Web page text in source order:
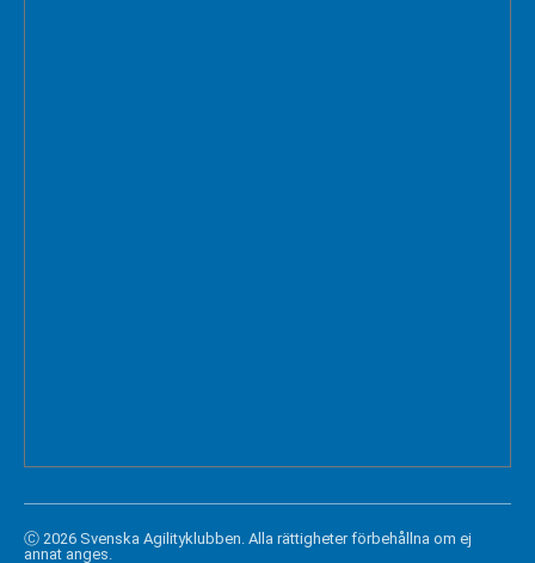
Ⓒ 2026 Svenska Agilityklubben. Alla rättigheter förbehållna om ej
annat anges.